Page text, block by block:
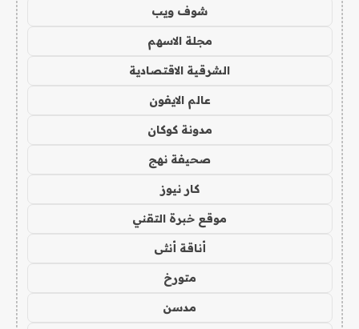
شوف ويب
مجلة الاسهم
الشرقية الاقتصادية
عالم الايفون
مدونة كوكان
صحيفة نهج
كار نيوز
موقع خبرة التقني
أناقة أنثى
متورخ
مدسن